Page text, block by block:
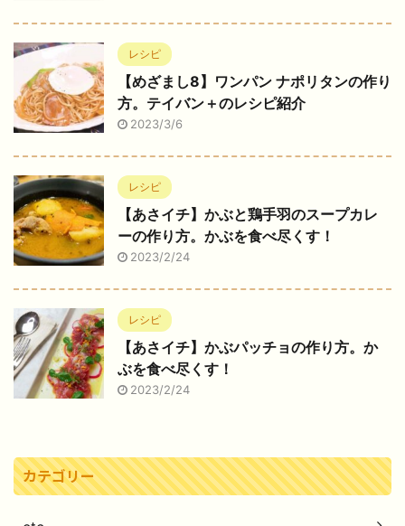
レシピ
【めざまし8】ワンパン ナポリタンの作り
方。テイバン＋のレシピ紹介
2023/3/6
レシピ
【あさイチ】かぶと鶏手羽のスープカレ
ーの作り方。かぶを食べ尽くす！
2023/2/24
レシピ
【あさイチ】かぶパッチョの作り方。か
ぶを食べ尽くす！
2023/2/24
カテゴリー